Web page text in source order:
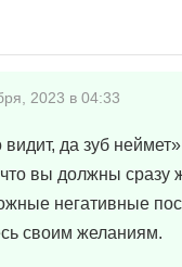
2023 в 04:33
да зуб
что вы должны
негативные
своим желаниям.